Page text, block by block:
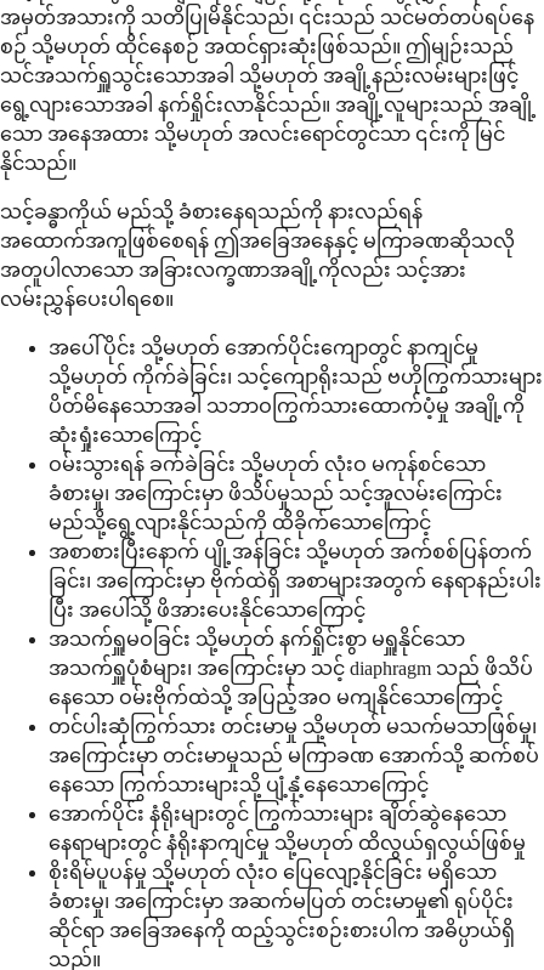
အမှတ်အသားကို သတိပြုမိနိုင်သည်၊ ၎င်းသည် သင်မတ်တပ်ရပ်နေ
စဉ် သို့မဟုတ် ထိုင်နေစဉ် အထင်ရှားဆုံးဖြစ်သည်။ ဤမျဉ်းသည်
သင်အသက်ရှူသွင်းသောအခါ သို့မဟုတ် အချို့နည်းလမ်းများဖြင့်
ရွေ့လျားသောအခါ နက်ရှိုင်းလာနိုင်သည်။ အချို့လူများသည် အချို့
သော အနေအထား သို့မဟုတ် အလင်းရောင်တွင်သာ ၎င်းကို မြင်
နိုင်သည်။
သင့်ခန္ဓာကိုယ် မည်သို့ ခံစားနေရသည်ကို နားလည်ရန်
အထောက်အကူဖြစ်စေရန် ဤအခြေအနေနှင့် မကြာခဏဆိုသလို
အတူပါလာသော အခြားလက္ခဏာအချို့ကိုလည်း သင့်အား
လမ်းညွှန်ပေးပါရစေ။
အပေါ်ပိုင်း သို့မဟုတ် အောက်ပိုင်းကျောတွင် နာကျင်မှု
သို့မဟုတ် ကိုက်ခဲခြင်း၊ သင့်ကျောရိုးသည် ဗဟိုကြွက်သားများ
ပိတ်မိနေသောအခါ သဘာဝကြွက်သားထောက်ပံ့မှု အချို့ကို
ဆုံးရှုံးသောကြောင့်
ဝမ်းသွားရန် ခက်ခဲခြင်း သို့မဟုတ် လုံးဝ မကုန်စင်သော
ခံစားမှု၊ အကြောင်းမှာ ဖိသိပ်မှုသည် သင့်အူလမ်းကြောင်း
မည်သို့ရွေ့လျားနိုင်သည်ကို ထိခိုက်သောကြောင့်
အစာစားပြီးနောက် ပျို့အန်ခြင်း သို့မဟုတ် အက်စစ်ပြန်တက်
ခြင်း၊ အကြောင်းမှာ ဗိုက်ထဲရှိ အစာများအတွက် နေရာနည်းပါး
ပြီး အပေါ်သို့ ဖိအားပေးနိုင်သောကြောင့်
အသက်ရှူမဝခြင်း သို့မဟုတ် နက်ရှိုင်းစွာ မရှူနိုင်သော
အသက်ရှူပုံစံများ၊ အကြောင်းမှာ သင့် diaphragm သည် ဖိသိပ်
နေသော ဝမ်းဗိုက်ထဲသို့ အပြည့်အဝ မကျနိုင်သောကြောင့်
တင်ပါးဆုံကြွက်သား တင်းမာမှု သို့မဟုတ် မသက်မသာဖြစ်မှု၊
အကြောင်းမှာ တင်းမာမှုသည် မကြာခဏ အောက်သို့ ဆက်စပ်
နေသော ကြွက်သားများသို့ ပျံ့နှံ့နေသောကြောင့်
အောက်ပိုင်း နံရိုးများတွင် ကြွက်သားများ ချိတ်ဆွဲနေသော
နေရာများတွင် နံရိုးနာကျင်မှု သို့မဟုတ် ထိလွယ်ရှလွယ်ဖြစ်မှု
စိုးရိမ်ပူပန်မှု သို့မဟုတ် လုံးဝ ပြေလျော့နိုင်ခြင်း မရှိသော
ခံစားမှု၊ အကြောင်းမှာ အဆက်မပြတ် တင်းမာမှု၏ ရုပ်ပိုင်း
ဆိုင်ရာ အခြေအနေကို ထည့်သွင်းစဉ်းစားပါက အဓိပ္ပာယ်ရှိ
သည်။